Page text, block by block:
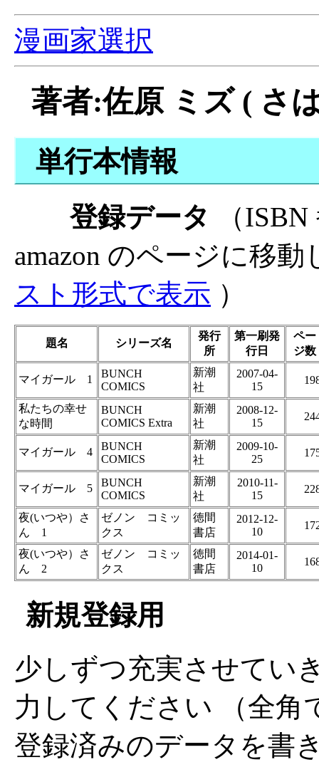
漫画家選択
著者:佐原 ミズ ( さ
単行本情報
登録データ
（
amazon のページに移
スト形式で表示 ）
題名 シリーズ名
発行
所
第一刷発
行日
ペー
ジ数
マイガール 1
BUNCH
COMICS
新潮
社
2007-04-
15
私たちの幸せ
な時間
BUNCH
COMICS Extra
新潮
社
2008-12-
15
マイガール 4
BUNCH
COMICS
新潮
社
2009-10-
25
マイガール 5
BUNCH
COMICS
新潮
社
2010-11-
15
夜(いつや）さ
ん 1
ゼノン コミッ
クス
徳間
書店
2012-12-
10
夜(いつや）さ
ん 2
ゼノン コミッ
クス
徳間
書店
2014-01-
10
新規登録用
少しずつ充実させてい
力してください （全角
登録済みのデータを書